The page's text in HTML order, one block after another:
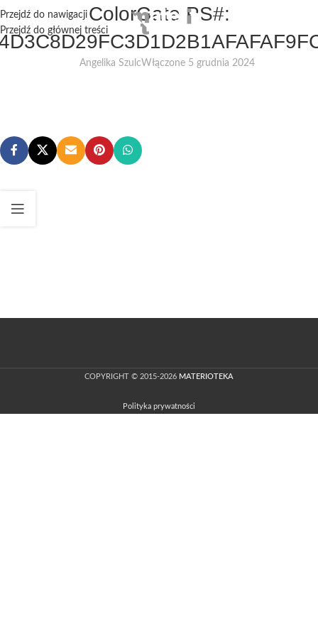
Przejdź do nawigacji
Przejdź do głównej treści
ColorGate PS#:
Angelika SzulcWłączone 5 grudnia 2024
COPYRIGHT © 2015-2026 MATERIOTEKA
Polityka prywatności